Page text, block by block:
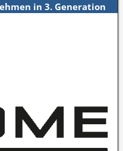
in 3. Generation